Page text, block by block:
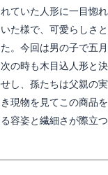
ていた人形に一目惚
た様で、可愛らしさ
。今回は男の子で五
の時も木目込人形と
し、孫たちは父親の
現物を見てこの商品を
容姿と繊細さが際立つ